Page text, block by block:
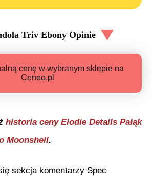
Triv Ebony Opinie
cenę w wybranym sklepie na
Ceneo.pl
historia ceny Elodie Details Pałąk
Moonshell.
sekcja komentarzy Spec